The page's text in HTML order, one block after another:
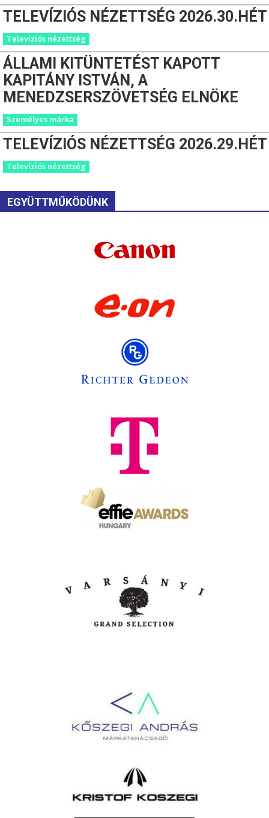
TELEVÍZIÓS NÉZETTSÉG 2026.30.HÉT
Televíziós nézettség
ÁLLAMI KITÜNTETÉST KAPOTT
KAPITÁNY ISTVÁN, A
MENEDZSERSZÖVETSÉG ELNÖKE
Személyes márka
TELEVÍZIÓS NÉZETTSÉG 2026.29.HÉT
Televíziós nézettség
EGYÜTTMŰKÖDÜNK